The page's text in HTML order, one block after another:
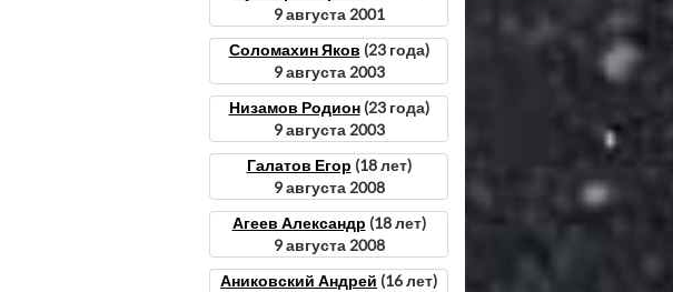
9 августа 2001
Соломахин Яков (23 года)
9 августа 2003
Низамов Родион(23 года)
9 августа 2003
Галатов Егор (18 лет)
9 августа 2008
Агеев Александр (18 лет)
9 августа 2008
Аниковский Андрей (16 лет)